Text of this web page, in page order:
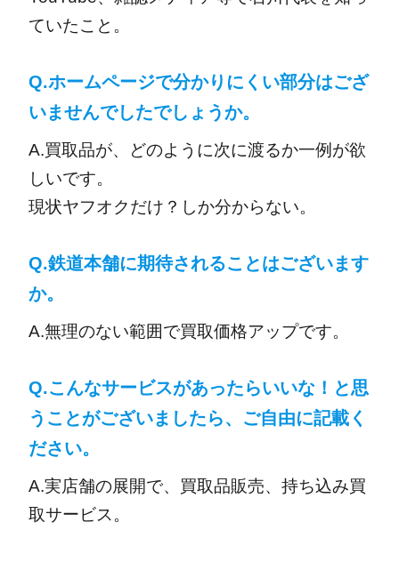
ていたこと。
Q.ホームページで分かりにくい部分はござ
いませんでしたでしょうか。
A.買取品が、どのように次に渡るか一例が欲
しいです。
現状ヤフオクだけ？しか分からない。
Q.鉄道本舗に期待されることはございます
か。
A.無理のない範囲で買取価格アップです。
Q.こんなサービスがあったらいいな！と思
うことがございましたら、ご自由に記載く
ださい。
A.実店舗の展開で、買取品販売、持ち込み買
取サービス。